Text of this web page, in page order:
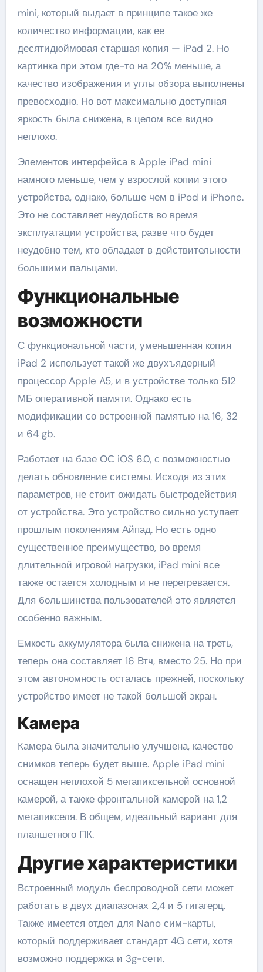
mini, который выдает в принципе такое же
количество информации, как ее
десятидюймовая старшая копия — iPad 2. Но
картинка при этом где-то на 20% меньше, а
качество изображения и углы обзора выполнены
превосходно. Но вот максимально доступная
яркость была снижена, в целом все видно
неплохо.
Элементов интерфейса в Apple iPad mini
намного меньше, чем у взрослой копии этого
устройства, однако, больше чем в iPod и iPhone.
Это не составляет неудобств во время
эксплуатации устройства, разве что будет
неудобно тем, кто обладает в действительности
большими пальцами.
Функциональные
возможности
С функциональной части, уменьшенная копия
iPad 2 использует такой же двухъядерный
процессор Apple A5, и в устройстве только 512
МБ оперативной памяти. Однако есть
модификации со встроенной памятью на 16, 32
и 64 gb.
Работает на базе ОС iOS 6.0, с возможностью
делать обновление системы. Исходя из этих
параметров, не стоит ожидать быстродействия
от устройства. Это устройство сильно уступает
прошлым поколениям Айпад. Но есть одно
существенное преимущество, во время
длительной игровой нагрузки, iPad mini все
также остается холодным и не перегревается.
Для большинства пользователей это является
особенно важным.
Емкость аккумулятора была снижена на треть,
теперь она составляет 16 Втч, вместо 25. Но при
этом автономность осталась прежней, поскольку
устройство имеет не такой большой экран.
Камера
Камера была значительно улучшена, качество
снимков теперь будет выше. Apple iPad mini
оснащен неплохой 5 мегапиксельной основной
камерой, а также фронтальной камерой на 1,2
мегапикселя. В общем, идеальный вариант для
планшетного ПК.
Другие характеристики
Встроенный модуль беспроводной сети может
работать в двух диапазонах 2,4 и 5 гигагерц.
Также имеется отдел для Nano сим-карты,
который поддерживает стандарт 4G сети, хотя
возможно поддержка и 3g-сети.